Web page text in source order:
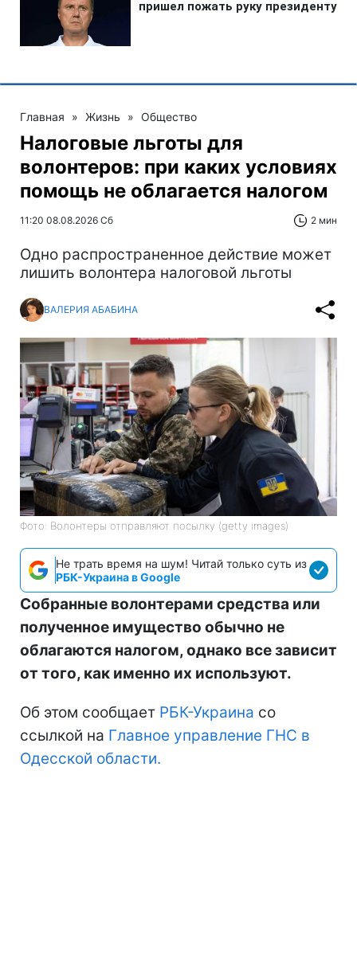
Главная » Жизнь » Общество
Налоговые льготы для
волонтеров: при каких условиях
помощь не облагается налогом
11:20 08.08.2026 Сб 2 мин
Одно распространенное действие может
лишить волонтера налоговой льготы
ВАЛЕРИЯ АБАБИНА
Фото: Волонтеры отправляют посылку (getty images)
Не трать время на шум! Читай только суть из
РБК-Украина в Google
Собранные волонтерами средства или
полученное имущество обычно не
облагаются налогом, однако все зависит
от того, как именно их используют.
Об этом сообщает РБК-Украина со
ссылкой на Главное управление ГНС в
Одесской области.